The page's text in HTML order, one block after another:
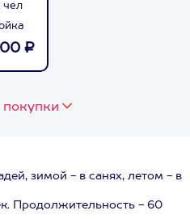
чел
₽
покупки
зимой - в санях, летом - в
Продолжительность - 60